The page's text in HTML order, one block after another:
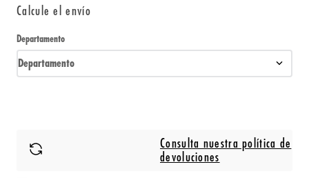
Calcule el envío
Departamento
Departamento
Consulta nuestra política de
devoluciones